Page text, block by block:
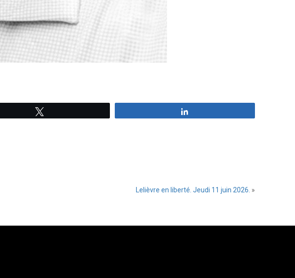
Lelièvre en liberté. Jeudi 11 juin 2026. »